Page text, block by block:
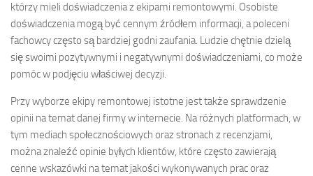
którzy mieli doświadczenia z ekipami remontowymi. Osobiste
doświadczenia mogą być cennym źródłem informacji, a poleceni
fachowcy często są bardziej godni zaufania. Ludzie chętnie dzielą
się swoimi pozytywnymi i negatywnymi doświadczeniami, co może
pomóc w podjęciu właściwej decyzji.
Przy wyborze ekipy remontowej istotne jest także sprawdzenie
opinii na temat danej firmy w internecie. Na różnych platformach, w
tym mediach społecznościowych oraz stronach z recenzjami,
można znaleźć opinie byłych klientów, które często zawierają
cenne wskazówki na temat jakości wykonywanych prac oraz